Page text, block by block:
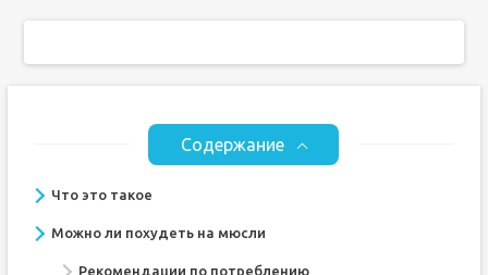
Содержание
Что это такое
Можно ли похудеть на мюсли
Рекомендации по потреблению